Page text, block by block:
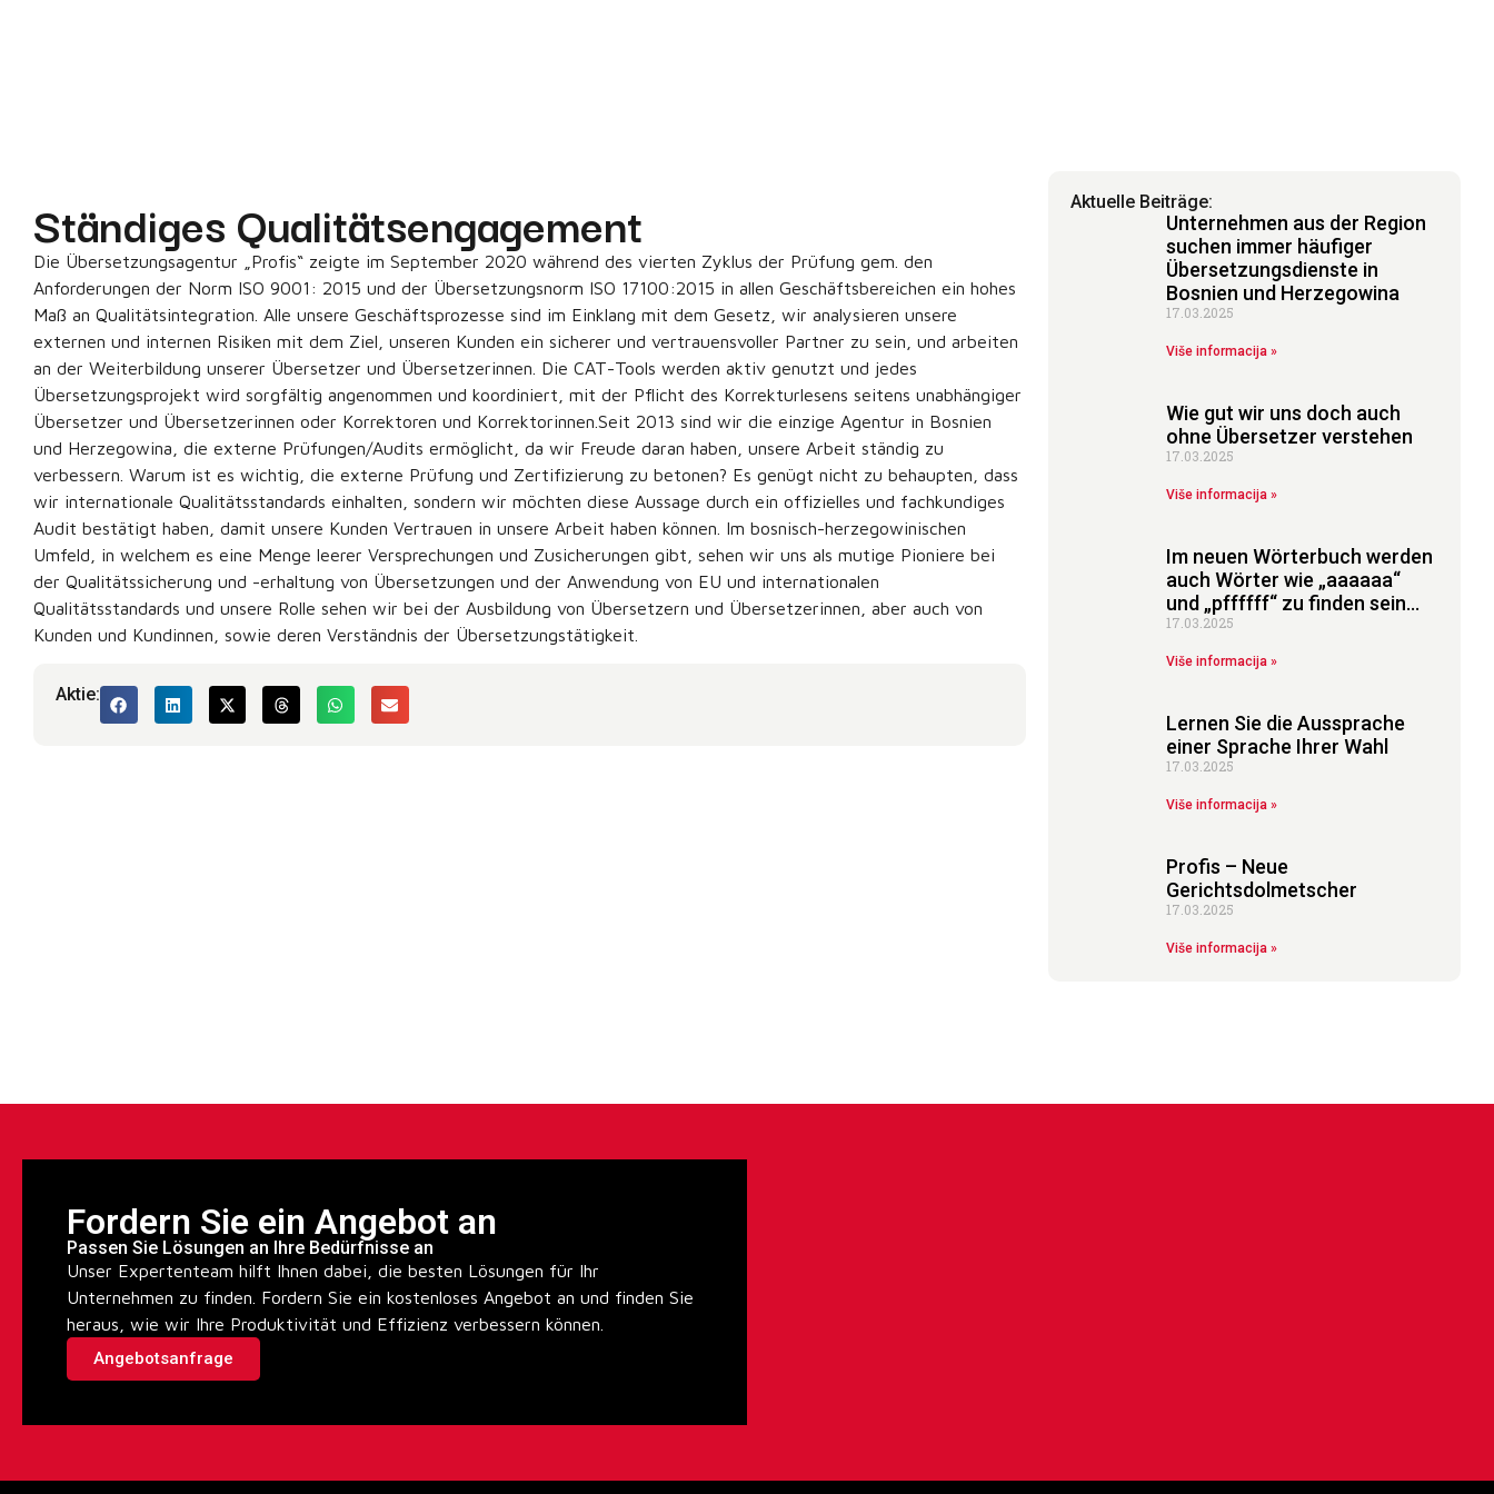
Ständiges Qualitätsengagement
Die Übersetzungsagentur „Profis“ zeigte im September 2020 während des vierten Zyklus der Prüfung gem. den
Anforderungen der Norm ISO 9001: 2015 und der Übersetzungsnorm ISO 17100:2015 in allen Geschäftsbereichen ein hohes
Maß an Qualitätsintegration. Alle unsere Geschäftsprozesse sind im Einklang mit dem Gesetz, wir analysieren unsere
externen und internen Risiken mit dem Ziel, unseren Kunden ein sicherer und vertrauensvoller Partner zu sein, und arbeiten
an der Weiterbildung unserer Übersetzer und Übersetzerinnen. Die CAT-Tools werden aktiv genutzt und jedes
Übersetzungsprojekt wird sorgfältig angenommen und koordiniert, mit der Pflicht des Korrekturlesens seitens unabhängiger
Übersetzer und Übersetzerinnen oder Korrektoren und Korrektorinnen.Seit 2013 sind wir die einzige Agentur in Bosnien
und Herzegowina, die externe Prüfungen/Audits ermöglicht, da wir Freude daran haben, unsere Arbeit ständig zu
verbessern. Warum ist es wichtig, die externe Prüfung und Zertifizierung zu betonen? Es genügt nicht zu behaupten, dass
wir internationale Qualitätsstandards einhalten, sondern wir möchten diese Aussage durch ein offizielles und fachkundiges
Audit bestätigt haben, damit unsere Kunden Vertrauen in unsere Arbeit haben können. Im bosnisch-herzegowinischen
Umfeld, in welchem es eine Menge leerer Versprechungen und Zusicherungen gibt, sehen wir uns als mutige Pioniere bei
der Qualitätssicherung und -erhaltung von Übersetzungen und der Anwendung von EU und internationalen
Qualitätsstandards und unsere Rolle sehen wir bei der Ausbildung von Übersetzern und Übersetzerinnen, aber auch von
Kunden und Kundinnen, sowie deren Verständnis der Übersetzungstätigkeit.
Aktie:
Aktuelle Beiträge:
Unternehmen aus der Region
suchen immer häufiger
Übersetzungsdienste in
Bosnien und Herzegowina
17.03.2025
Više informacija »
Wie gut wir uns doch auch
ohne Übersetzer verstehen
17.03.2025
Više informacija »
Im neuen Wörterbuch werden
auch Wörter wie „aaaaaa“
und „pffffff“ zu finden sein…
17.03.2025
Više informacija »
Lernen Sie die Aussprache
einer Sprache Ihrer Wahl
17.03.2025
Više informacija »
Profis – Neue
Gerichtsdolmetscher
17.03.2025
Više informacija »
Fordern Sie ein Angebot an
Passen Sie Lösungen an Ihre Bedürfnisse an
Unser Expertenteam hilft Ihnen dabei, die besten Lösungen für Ihr
Unternehmen zu finden. Fordern Sie ein kostenloses Angebot an und finden Sie
heraus, wie wir Ihre Produktivität und Effizienz verbessern können.
Angebotsanfrage